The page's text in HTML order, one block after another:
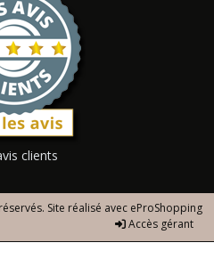
clients
Site réalisé avec eProShopping
Accès gérant